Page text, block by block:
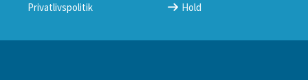
Privatlivspolitik
Hold